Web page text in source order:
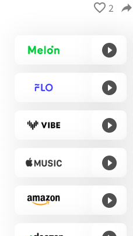
favorite_border 2 reply